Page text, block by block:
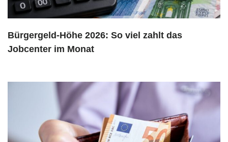
Bürgergeld-Höhe 2026: So viel zahlt das
Jobcenter im Monat